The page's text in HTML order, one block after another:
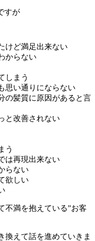
すが
けど満足出来ない
からない
しまう
思い通りにならない
の髪質に原因があると言
と改善されない
う
は再現出来ない
らない
欲しい
不満を抱えている”お客
換えて話を進めていきま